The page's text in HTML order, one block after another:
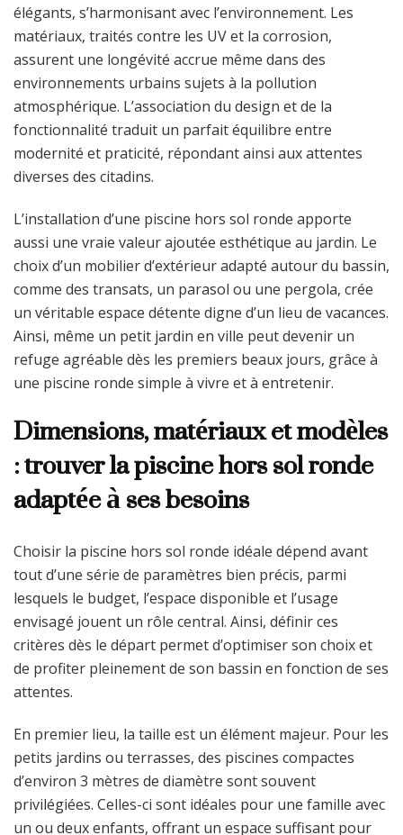
élégants, s’harmonisant avec l’environnement. Les
matériaux, traités contre les UV et la corrosion,
assurent une longévité accrue même dans des
environnements urbains sujets à la pollution
atmosphérique. L’association du design et de la
fonctionnalité traduit un parfait équilibre entre
modernité et praticité, répondant ainsi aux attentes
diverses des citadins.
L’installation d’une piscine hors sol ronde apporte
aussi une vraie valeur ajoutée esthétique au jardin. Le
choix d’un mobilier d’extérieur adapté autour du bassin,
comme des transats, un parasol ou une pergola, crée
un véritable espace détente digne d’un lieu de vacances.
Ainsi, même un petit jardin en ville peut devenir un
refuge agréable dès les premiers beaux jours, grâce à
une piscine ronde simple à vivre et à entretenir.
Dimensions, matériaux et modèles
: trouver la piscine hors sol ronde
adaptée à ses besoins
Choisir la piscine hors sol ronde idéale dépend avant
tout d’une série de paramètres bien précis, parmi
lesquels le budget, l’espace disponible et l’usage
envisagé jouent un rôle central. Ainsi, définir ces
critères dès le départ permet d’optimiser son choix et
de profiter pleinement de son bassin en fonction de ses
attentes.
En premier lieu, la taille est un élément majeur. Pour les
petits jardins ou terrasses, des piscines compactes
d’environ 3 mètres de diamètre sont souvent
privilégiées. Celles-ci sont idéales pour une famille avec
un ou deux enfants, offrant un espace suffisant pour